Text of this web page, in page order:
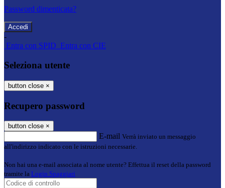
Password dimenticata?
-
Entra con SPID Entra con CIE
Seleziona utente
button close ×
Recupero password
button close ×
E-mail Verrà inviato un messaggio
all'indirizzo indicato con le istruzioni necessarie.
Non hai una e-mail associata al nome utente? Effettua il reset della password
tramite la Login Spaggiari